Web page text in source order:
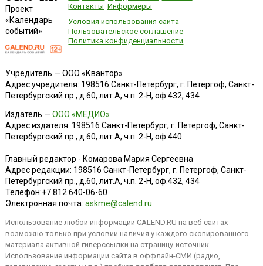
Проект
«Календарь
событий»
Контакты Информеры
Условия использования сайта
Пользовательское соглашение
Политика конфиденциальности
Учредитель — ООО «Квантор»
Адрес учредителя: 198516 Санкт-Петербург, г. Петергоф, Санкт-
Петербургский пр., д.60, лит.А, ч.п. 2-Н, оф.432, 434
Издатель — ООО «МЕДИО»
Адрес издателя: 198516 Санкт-Петербург, г. Петергоф, Санкт-
Петербургский пр., д.60, лит.А, ч.п. 2-Н, оф.440
Главный редактор - Комарова Мария Сергеевна
Адрес редакции: 198516 Санкт-Петербург, г. Петергоф, Санкт-
Петербургский пр., д.60, лит.А, ч.п. 2-Н, оф.432, 434
Телефон:+7 812 640-06-60
Электронная почта: askme@calend.ru
Использование любой информации CALEND.RU на веб-сайтах
возможно только при условии наличия у каждого скопированного
материала активной гиперссылки на страницу-источник.
Использование информации сайта в оффлайн-СМИ (радио,